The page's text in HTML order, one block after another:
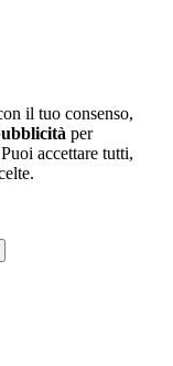
il tuo consenso,
per
accettare tutti,